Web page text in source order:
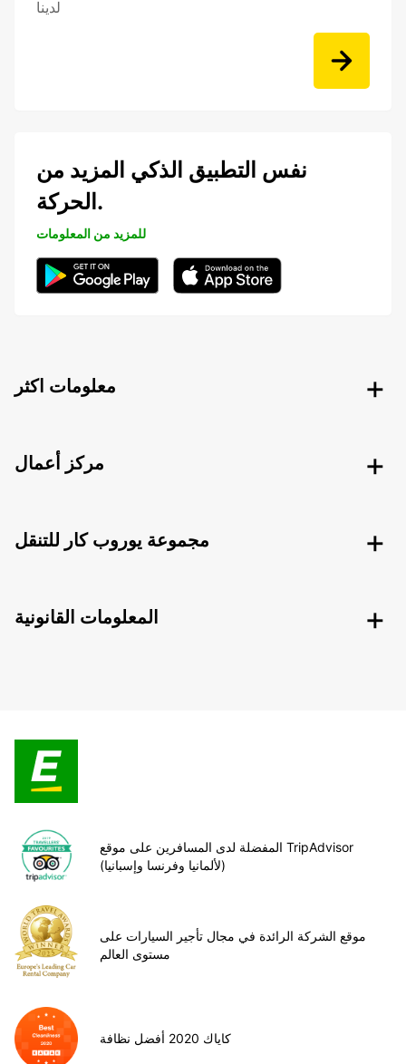
لدينا
نفس التطبيق الذكي المزيد من
الحركة.
للمزيد من المعلومات
معلومات اكثر
مركز أعمال
مجموعة يوروب كار للتنقل
المعلومات القانونية
المفضلة لدى المسافرين على موقع TripAdvisor
(لألمانيا وفرنسا وإسبانيا)
موقع الشركة الرائدة في مجال تأجير السيارات على
مستوى العالم
كاياك 2020 أفضل نظافة